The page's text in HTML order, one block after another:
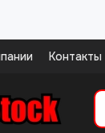
Контакты